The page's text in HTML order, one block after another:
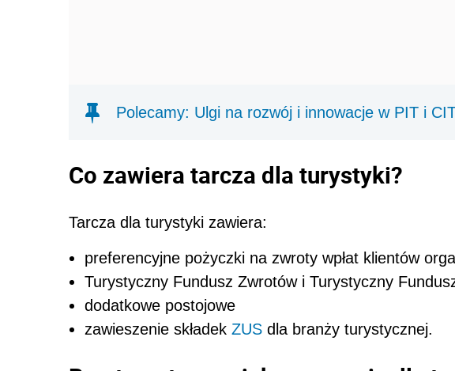
Polecamy: Ulgi na rozwój i innowacje w PIT i
Co zawiera tarcza dla turystyki?
Tarcza dla turystyki zawiera:
preferencyjne pożyczki na zwroty wpłat klientów
Turystyczny Fundusz Zwrotów i Turystyczny
dodatkowe postojowe
zawieszenie składek ZUS dla branży turystycznej.